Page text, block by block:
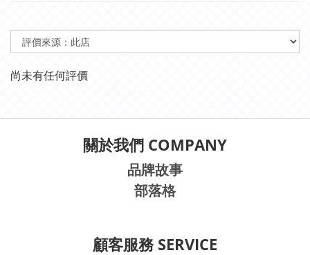
尚未有任何評價
關於我們 COMPANY
品牌故事
部落格
顧客服務 SERVICE